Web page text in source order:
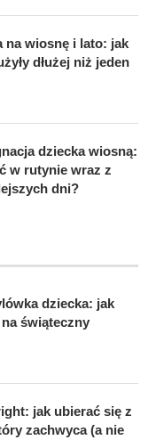
na wiosnę i lato: jak
dłużej niż jeden
dziecka wiosną:
w rutynie wraz z
dni?
dziecka: jak
świąteczny
jak ubierać się z
zachwyca (a nie